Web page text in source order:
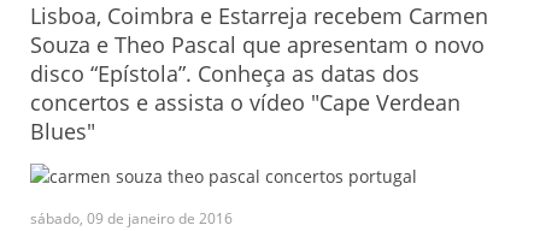
Lisboa, Coimbra e Estarreja recebem Carmen
Souza e Theo Pascal que apresentam o novo
disco “Epístola”. Conheça as datas dos
concertos e assista o vídeo "Cape Verdean
Blues"
sábado, 09 de janeiro de 2016